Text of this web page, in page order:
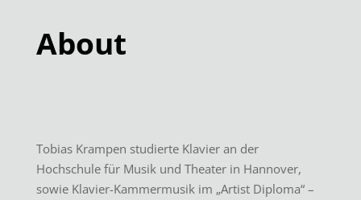
About
Tobias Krampen studierte Klavier an der
Hochschule für Musik und Theater in Hannover,
sowie Klavier-Kammermusik im „Artist Diploma“ –